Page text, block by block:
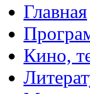
Главная
Кино,